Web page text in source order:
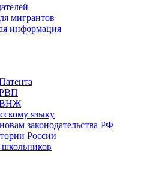
мигрантов
информация
ВНЖ
языку
законодательства РФ
России